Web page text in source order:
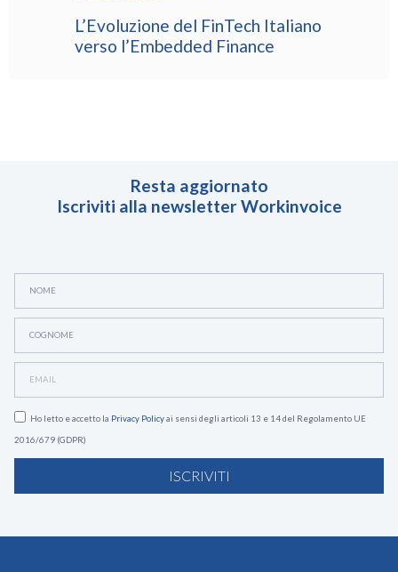
L’Evoluzione del FinTech Italiano
verso l’Embedded Finance
Resta aggiornato
Iscriviti alla newsletter Workinvoice
Ho letto e accetto la Privacy Policyai sensi degli articoli 13 e 14 del Regolamento UE
2016/679 (GDPR)
ISCRIVITI